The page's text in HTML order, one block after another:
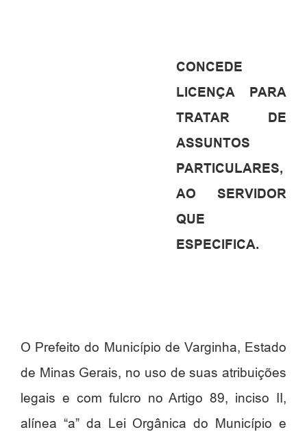
CONCEDE
LICENÇA PARA
TRATAR DE
ASSUNTOS
PARTICULARES,
AO SERVIDOR
QUE
ESPECIFICA.
O Prefeito do Município de Varginha, Estado
de Minas Gerais, no uso de suas atribuições
legais e com fulcro no Artigo 89, inciso II,
alínea “a” da Lei Orgânica do Município e